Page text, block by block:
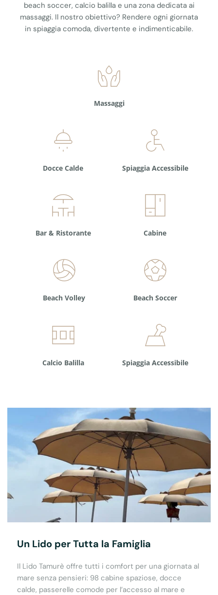
beach soccer, calcio balilla e una zona dedicata ai
massaggi. Il nostro obiettivo? Rendere ogni giornata
in spiaggia comoda, divertente e indimenticabile.
Cabine
Bar & Ristorante
Spiaggia Accessibile
Docce Calde
Massaggi
Beach Volley Beach Soccer
Calcio Balilla Spiaggia Accessibile
Un Lido per Tutta la Famiglia
Il Lido Tamurè offre tutti i comfort per una giornata al
mare senza pensieri: 98 cabine spaziose, docce
calde, passerelle comode per l’accesso al mare e